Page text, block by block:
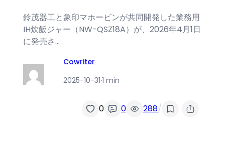
鈴茂器工と象印マホービンが共同開発した業務用
IH炊飯ジャー（NW-QSZ18A）が、2026年4月1日
に発売さ…
Cowriter
2025-10-31·1 min
0 0 288/